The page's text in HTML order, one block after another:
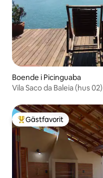
Boende i Picinguaba
Vila Saco da Baleia (hus 02)
Populär gästfavorit
Gästfavorit